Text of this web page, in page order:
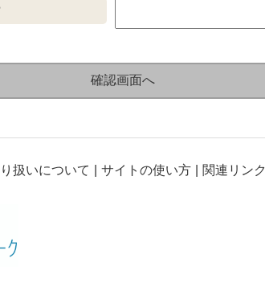
扱いについて サイトの使い方 関連リン